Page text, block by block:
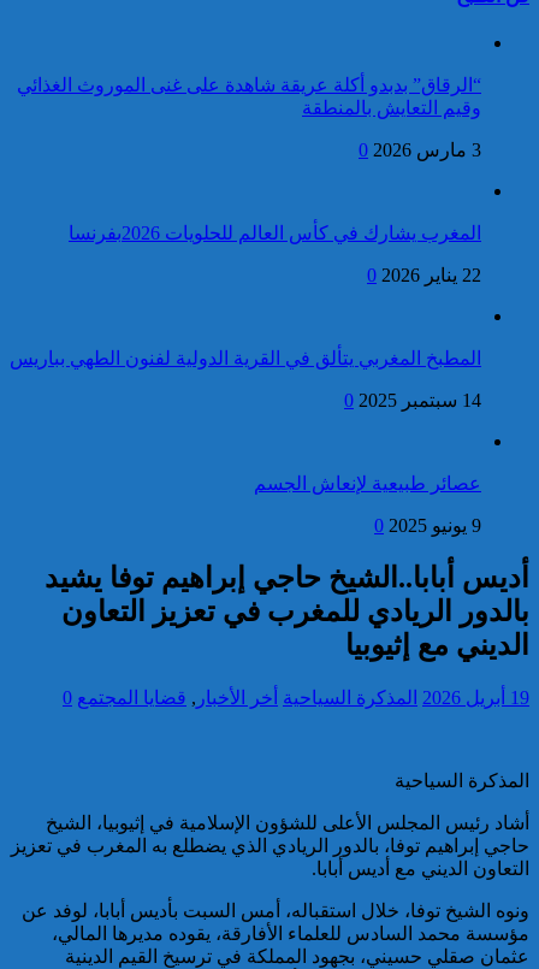
الصحافة بواشنطن:المهاجم
كان يستهدف مسؤولين
حكوميين
من رئيس جمهورية البرتغال
جلالة الملك يتوصل ببرقية
تهنئة من الرئيس الفيتنامي
بمناسبة عيد العرش المجيد
برقية تهنئة إلى جلالة الملك
من الأمين العام لمنظمة
التعاون الإسلامي بمناسبة عيد
العرش المجيد
وملابسات إقدام شخص كان
موضوع بحث قضائي على محاولة
الانتحار بالدار البيضاء
شخصا للاشتباه في تورطهم في
وظيفتهم بغرض الارتشاء
إحصائيات مكافحة الجريمة ..
بالعنف
كاريكاتير
كاريكاتير
“الرقاق” بدبدو أكلة عريقة شاهدة على غنى الموروث الغذائي
وقيم التعايش بالمنطقة
3 مارس 2026 0
المغرب يشارك في كأس العالم للحلويات 2026بفرنسا
22 يناير 2026 0
المطبخ المغربي يتألق في القرية الدولية لفنون الطهي بباريس
14 سبتمبر 2025 0
عصائر طبيعية لإنعاش الجسم
9 يونيو 2025 0
أديس أبابا..الشيخ حاجي إبراهيم توفا يشيد
بالدور الريادي للمغرب في تعزيز التعاون
الديني مع إثيوبيا
19 أبريل 2026 المذكرة السياحية أخر الأخبار , قضايا المجتمع 0
المذكرة السياحية
أشاد رئيس المجلس الأعلى للشؤون الإسلامية في إثيوبيا، الشيخ
حاجي إبراهيم توفا، بالدور الريادي الذي يضطلع به المغرب في تعزيز
التعاون الديني مع أديس أبابا.
ونوه الشيخ توفا، خلال استقباله، أمس السبت بأديس أبابا، لوفد عن
مؤسسة محمد السادس للعلماء الأفارقة، يقوده مديرها المالي،
عثمان صقلي حسيني، بجهود المملكة في ترسيخ القيم الدينية